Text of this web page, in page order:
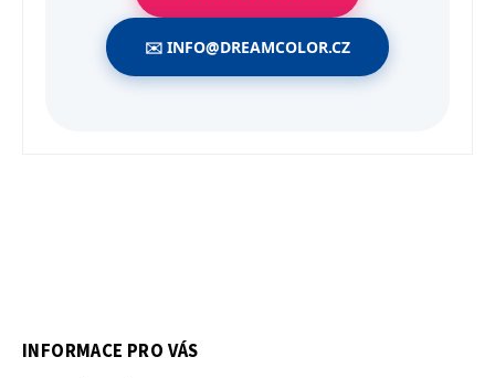
✉️ INFO@DREAMCOLOR.CZ
INFORMACE PRO VÁS